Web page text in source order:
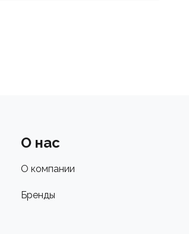
О нас
О компании
Бренды